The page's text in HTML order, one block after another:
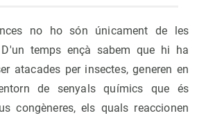
no ho són únicament de les
temps ençà sabem que hi ha
atacades per insectes, generen en
de senyals químics que és
congèneres, els quals reaccionen